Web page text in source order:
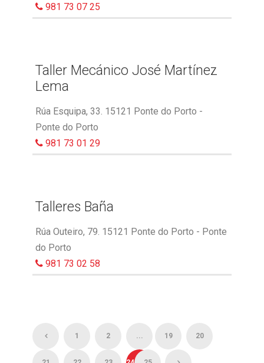
981 73 07 25
Taller Mecánico José Martínez
Lema
Rúa Esquipa, 33. 15121 Ponte do Porto -
Ponte do Porto
981 73 01 29
Talleres Baña
Rúa Outeiro, 79. 15121 Ponte do Porto - Ponte
do Porto
981 73 02 58
1 2 ... 19 20